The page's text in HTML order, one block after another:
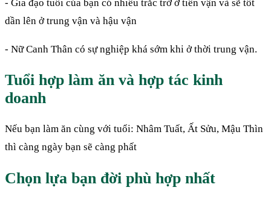
- Gia đạo tuổi của bạn có nhiều trắc trở ở tiền vận và sẽ tốt
dần lên ở trung vận và hậu vận
- Nữ Canh Thân có sự nghiệp khá sớm khi ở thời trung vận.
Tuổi hợp làm ăn và hợp tác kinh
doanh
Nếu bạn làm ăn cùng với tuổi: Nhâm Tuất, Ất Sửu, Mậu Thìn
thì càng ngày bạn sẽ càng phất
Chọn lựa bạn đời phù hợp nhất